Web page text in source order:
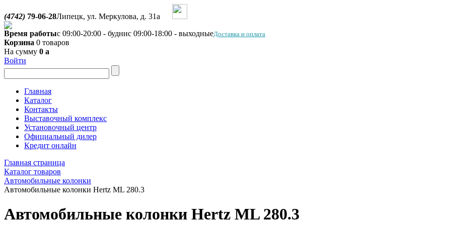
(4742) 79-06-28Липецк, ул. Меркулова, д. 31а
Время работыс 09:00-20:00 - буднис 09:00-18:00 - выходныеДоставка и оплата
Корзина 0 товаров
На сумму 0 a
Войти
Главная
Каталог
Контакты
Выставочный комплекс
Установочный центр
Официальный дилер
Кредит онлайн
Главная страница
Каталог товаров
Автомобильные колонки
Автомобильные колонки Hertz ML 280.3
Автомобильные колонки Hertz ML 280.3